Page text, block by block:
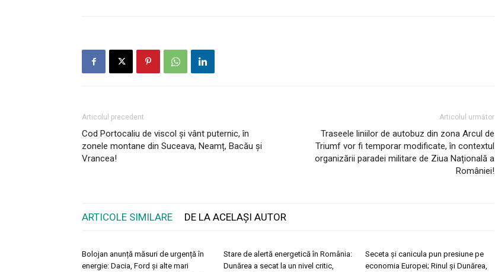
Articolul precedent
Cod Portocaliu de viscol și vânt puternic, în
zonele montane din Suceava, Neamț, Bacău și
Vrancea!
Articolul următor
Traseele liniilor de autobuz din zona Arcul de
Triumf vor fi temporar modificate, în contextul
organizării paradei militare de Ziua Națională a
României!
ARTICOLE SIMILARE DE LA ACELAȘI AUTOR
Bolojan anunță măsuri de urgență în
energie: Dacia, Ford și alte mari
Stare de alertă energetică în România:
Dunărea a secat la un nivel critic,
Seceta și canicula pun presiune pe
economia Europei; Rinul și Dunărea,